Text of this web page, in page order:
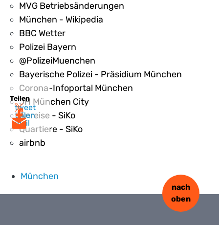
Teilen
tweet
teilen
mail
MVG Betriebsänderungen
München - Wikipedia
BBC Wetter
Polizei Bayern
@PolizeiMuenchen
Bayerische Polizei - Präsidium München
Corona-Infoportal München
JH München City
Anreise - SiKo
Quartiere - SiKo
airbnb
München
nach
oben